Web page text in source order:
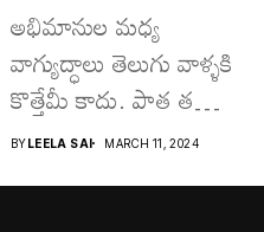
అభిమానుల మధ్య
వాగ్యుద్ధాలు తెలుగు వాళ్ళకి
కొత్తేమీ కాదు. పాత తరం
నటుల నుంచి నేటి...
BY LEELA SAI MARCH 11, 2024